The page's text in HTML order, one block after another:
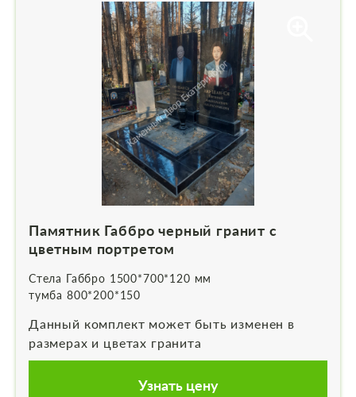
Памятник Габбро черный гранит с
цветным портретом
Стела Габбро 1500*700*120 мм
тумба 800*200*150
Данный комплект может быть изменен в
размерах и цветах гранита
Узнать цену